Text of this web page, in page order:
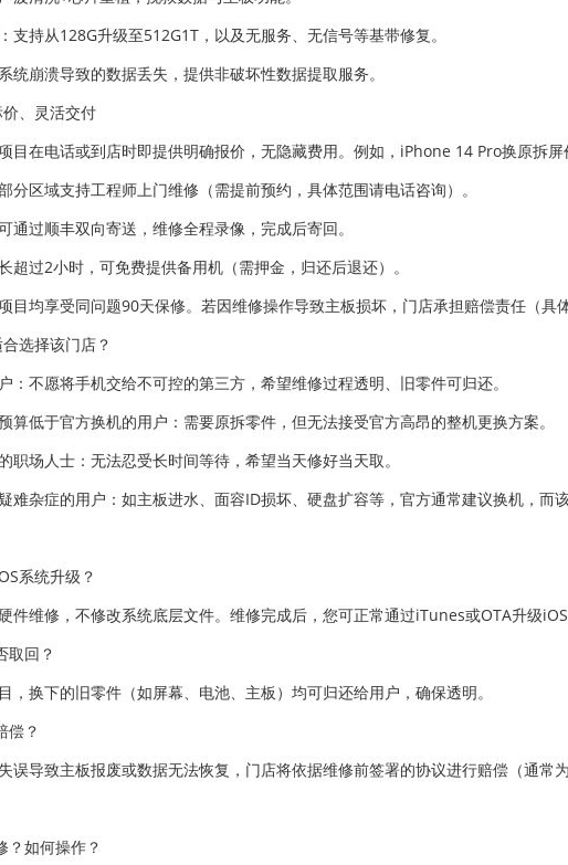
支持从128G升级至512G1T，以及无服务、无信号等基带修复。
统崩溃导致的数据丢失，提供非破坏性数据提取服务。
、灵活交付
目在电话或到店时即提供明确报价，无隐藏费用。例如，iPhone 14 Pro换原拆屏
分区域支持工程师上门维修（需提前预约，具体范围请电话咨询）。
通过顺丰双向寄送，维修全程录像，完成后寄回。
超过2小时，可免费提供备用机（需押金，归还后退还）。
目均享受同问题90天保修。若因维修操作导致主板损坏，门店承担赔偿责任（具
选择该门店？
：不愿将手机交给不可控的第三方，希望维修过程透明、旧零件可归还。
算低于官方换机的用户：需要原拆零件，但无法接受官方高昂的整机更换方案。
职场人士：无法忍受长时间等待，希望当天修好当天取。
难杂症的用户：如主板进水、面容ID损坏、硬盘扩容等，官方通常建议换机，而
系统升级？
件维修，不修改系统底层文件。维修完成后，您可正常通过iTunes或OTA升级iOS
取回？
，换下的旧零件（如屏幕、电池、主板）均可归还给用户，确保透明。
偿？
误导致主板报废或数据无法恢复，门店将依据维修前签署的协议进行赔偿（通常
？如何操作？